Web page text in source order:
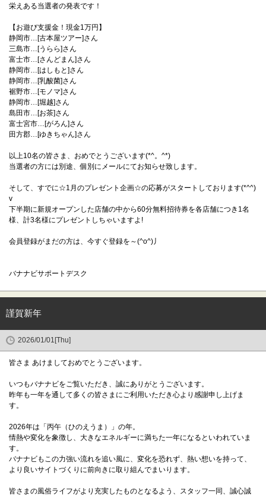
栄えある当選者の発表です！
【お遊び支援金！現金1万円】
静岡市…[古本屋ツアー]さん
三島市…[うらら]さん
富士市…[さんどまん]さん
静岡市…[はしもと]さん
静岡市…[乳酸菌]さん
裾野市…[モノマ]さん
静岡市…[堀越]さん
島田市…[お茶]さん
富士宮市…[がろん]さん
田方郡…[ゆきちゃん]さん
以上10名の皆さま、おめでとうございます(*^。^*)
当選者の方には別途、個別にメールにてお知らせ致します。
そして、すでに☆1月のプレゼント企画☆の応募がスタートしております(*^^)
v
下半期に新規オープンした店舗の中から60分無料招待券を各店舗につき1名
様、計3名様にプレゼントしちゃいますよ!
会員登録がまだの方は、今すぐ登録を～(^o^)丿
バナナビサポートデスク
謹賀新年
2026/01/01[Thu]
皆さま あけましておめでとうございます。
いつもバナナビをご覧いただき、誠にありがとうございます。
昨年も一年を通して多くの皆さまにご利用いただき心より感謝申し上げま
す。
2026年は「丙午（ひのえうま）」の年。
情熱や変化を象徴し、大きなエネルギーに満ちた一年になるといわれていま
す。
バナナビもこの力強い流れを追い風に、変化を恐れず、熱い想いを持って、
より良いサイトづくりに前向きに取り組んでまいります。
皆さまの風俗ライフがより充実したものとなるよう、スタッフ一同、誠心誠